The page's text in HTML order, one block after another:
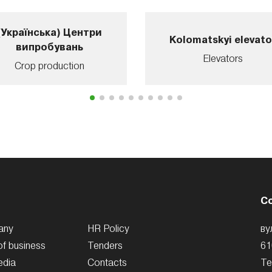
Центри
випробувань
Crop production
Kolomatskyi
Elevators
business
HR Policy
Tenders
Contacts